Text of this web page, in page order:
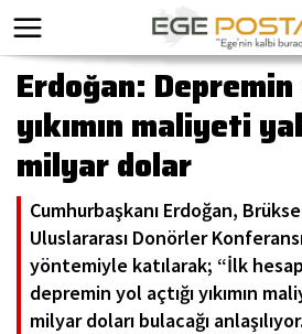
Erdoğan: Depremin
yıkımın maliyeti
milyar dolar
Cumhurbaşkanı Erdoğan,
Uluslararası Donörler
yöntemiyle katılarak; “İlk
depremin yol açtığı yıkımın
milyar doları bulacağı